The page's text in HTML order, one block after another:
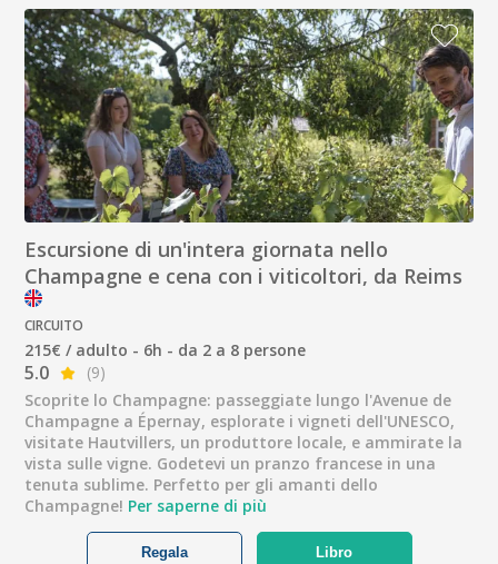
Escursione di un'intera giornata nello
Champagne e cena con i viticoltori, da Reims
CIRCUITO
215€ / adulto - 6h - da 2 a 8 persone
5.0
(9)
Scoprite lo Champagne: passeggiate lungo l'Avenue de
Champagne a Épernay, esplorate i vigneti dell'UNESCO,
visitate Hautvillers, un produttore locale, e ammirate la
vista sulle vigne. Godetevi un pranzo francese in una
tenuta sublime. Perfetto per gli amanti dello
Champagne! Per saperne di più
Libro
Regala